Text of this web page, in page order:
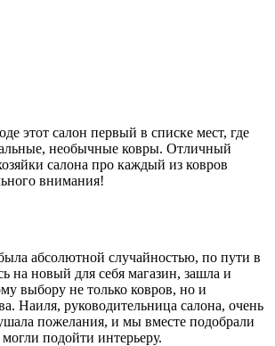
этот салон первый в списке мест, где
необычные ковры. Отличный
салона про каждый из ковров
внимания!
абсолютной случайностью, по пути в
на новый для себя магазин, зашла и
выбору не только ковров, но и
Наиля, руководительница салона, очень
пожелания, и мы вместе подобрали
подойти интерьеру.